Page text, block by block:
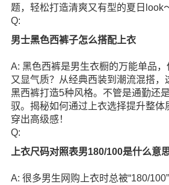
题，轻松打造清爽又有型的夏日look
Q:
男士黑色西裤子怎么搭配上衣
A: 黑色西裤是男生衣橱的万能单品
又显气质？从经典西装到潮流混搭，
黑西裤打造5种风格。不管是通勤还
驭。揭秘如何通过上衣选择提升整体
穿出高级感！
Q:
上衣尺码对照表男180/100是什么意
A: 很多男生网购上衣时总被“180/